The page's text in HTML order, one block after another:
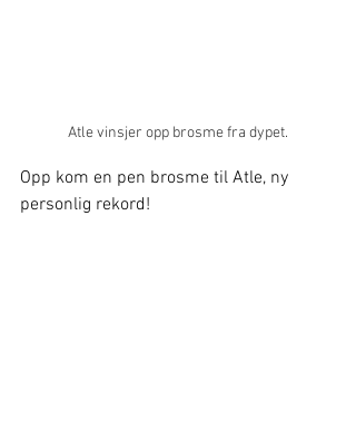
Atle vinsjer opp brosme fra dypet.
Opp kom en pen brosme til Atle, ny
personlig rekord!